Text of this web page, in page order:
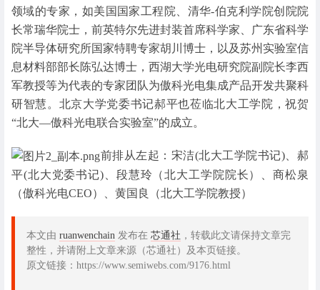
领域的专家，如美国国家工程院、清华-伯克利学院创院院
长常瑞华院士，前英特尔先进封装首席科学家、广东省科学
院半导体研究所国家特聘专家胡川博士，以及苏州实验室信
息材料部部长陈弘达博士，西湖大学光电研究院副院长李西
军教授等为代表的专家团队为傲科光电集成产品开发共聚科
研智慧。北京大学党委书记郝平也莅临北大工学院，祝贺
“北大—傲科光电联合实验室”的成立。
前排从左起：宋洁(北大工学院书记)、郝
平(北大党委书记)、段慧玲（北大工学院院长）、商松泉
（傲科光电CEO）、黄国良（北大工学院教授）
本文由 ruanwenchain 发布在 芯通社 ，转载此文请保持文章完
整性，并请附上文章来源（芯通社）及本页链接。
原文链接：https://www.semiwebs.com/9176.html